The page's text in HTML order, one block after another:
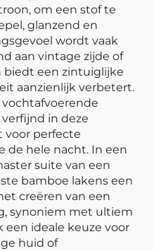
om een stof te
glanzend en
wordt vaak
aan vintage zijde of
biedt een zintuiglijke
aanzienlijk verbetert.
in deze
voor perfecte
de hele nacht. In een
suite van een
bamboe lakens een
creëren van een
synoniem met ultiem
een ideale keuze voor
huid of